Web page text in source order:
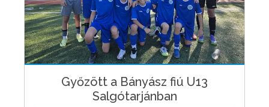
Győzött a Bányász fiú U13
Salgótarjánban